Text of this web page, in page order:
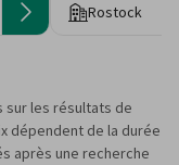
Rostock
sur les résultats de
dépendent de la durée
après une recherche